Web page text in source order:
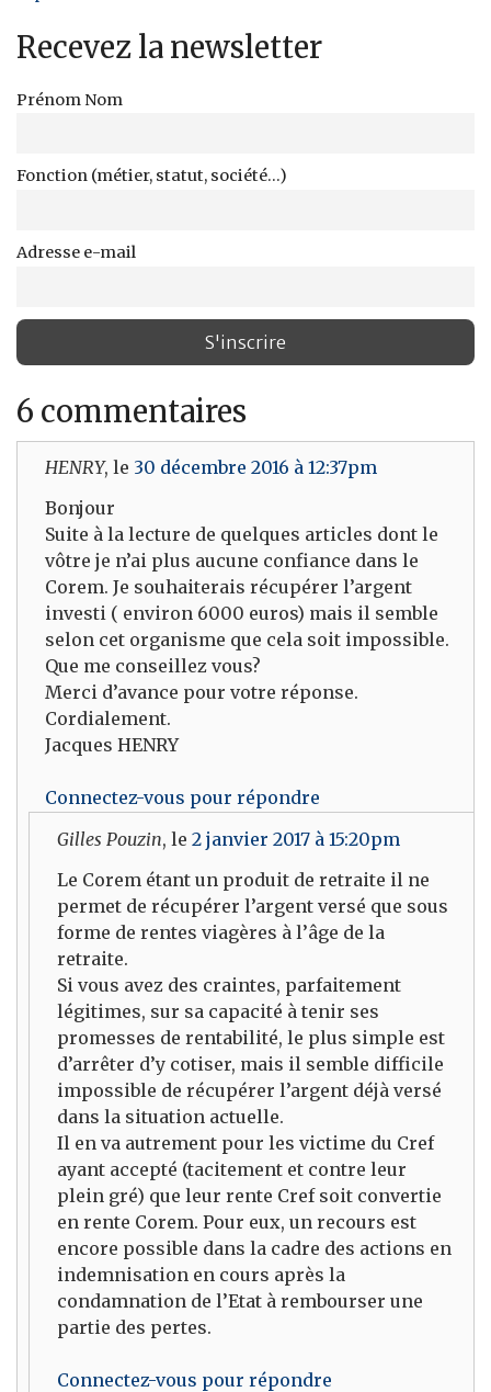
Recevez la newsletter
Prénom Nom
Fonction (métier, statut, société...)
Adresse e-mail
6 commentaires
HENRY, le 30 décembre 2016 à 12:37pm
Bonjour
Suite à la lecture de quelques articles dont le
vôtre je n’ai plus aucune confiance dans le
Corem. Je souhaiterais récupérer l’argent
investi ( environ 6000 euros) mais il semble
selon cet organisme que cela soit impossible.
Que me conseillez vous?
Merci d’avance pour votre réponse.
Cordialement.
Jacques HENRY
Connectez-vous pour répondre
Gilles Pouzin, le 2 janvier 2017 à 15:20pm
Le Corem étant un produit de retraite il ne
permet de récupérer l’argent versé que sous
forme de rentes viagères à l’âge de la
retraite.
Si vous avez des craintes, parfaitement
légitimes, sur sa capacité à tenir ses
promesses de rentabilité, le plus simple est
d’arrêter d’y cotiser, mais il semble difficile
impossible de récupérer l’argent déjà versé
dans la situation actuelle.
Il en va autrement pour les victime du Cref
ayant accepté (tacitement et contre leur
plein gré) que leur rente Cref soit convertie
en rente Corem. Pour eux, un recours est
encore possible dans la cadre des actions en
indemnisation en cours après la
condamnation de l’Etat à rembourser une
partie des pertes.
Connectez-vous pour répondre